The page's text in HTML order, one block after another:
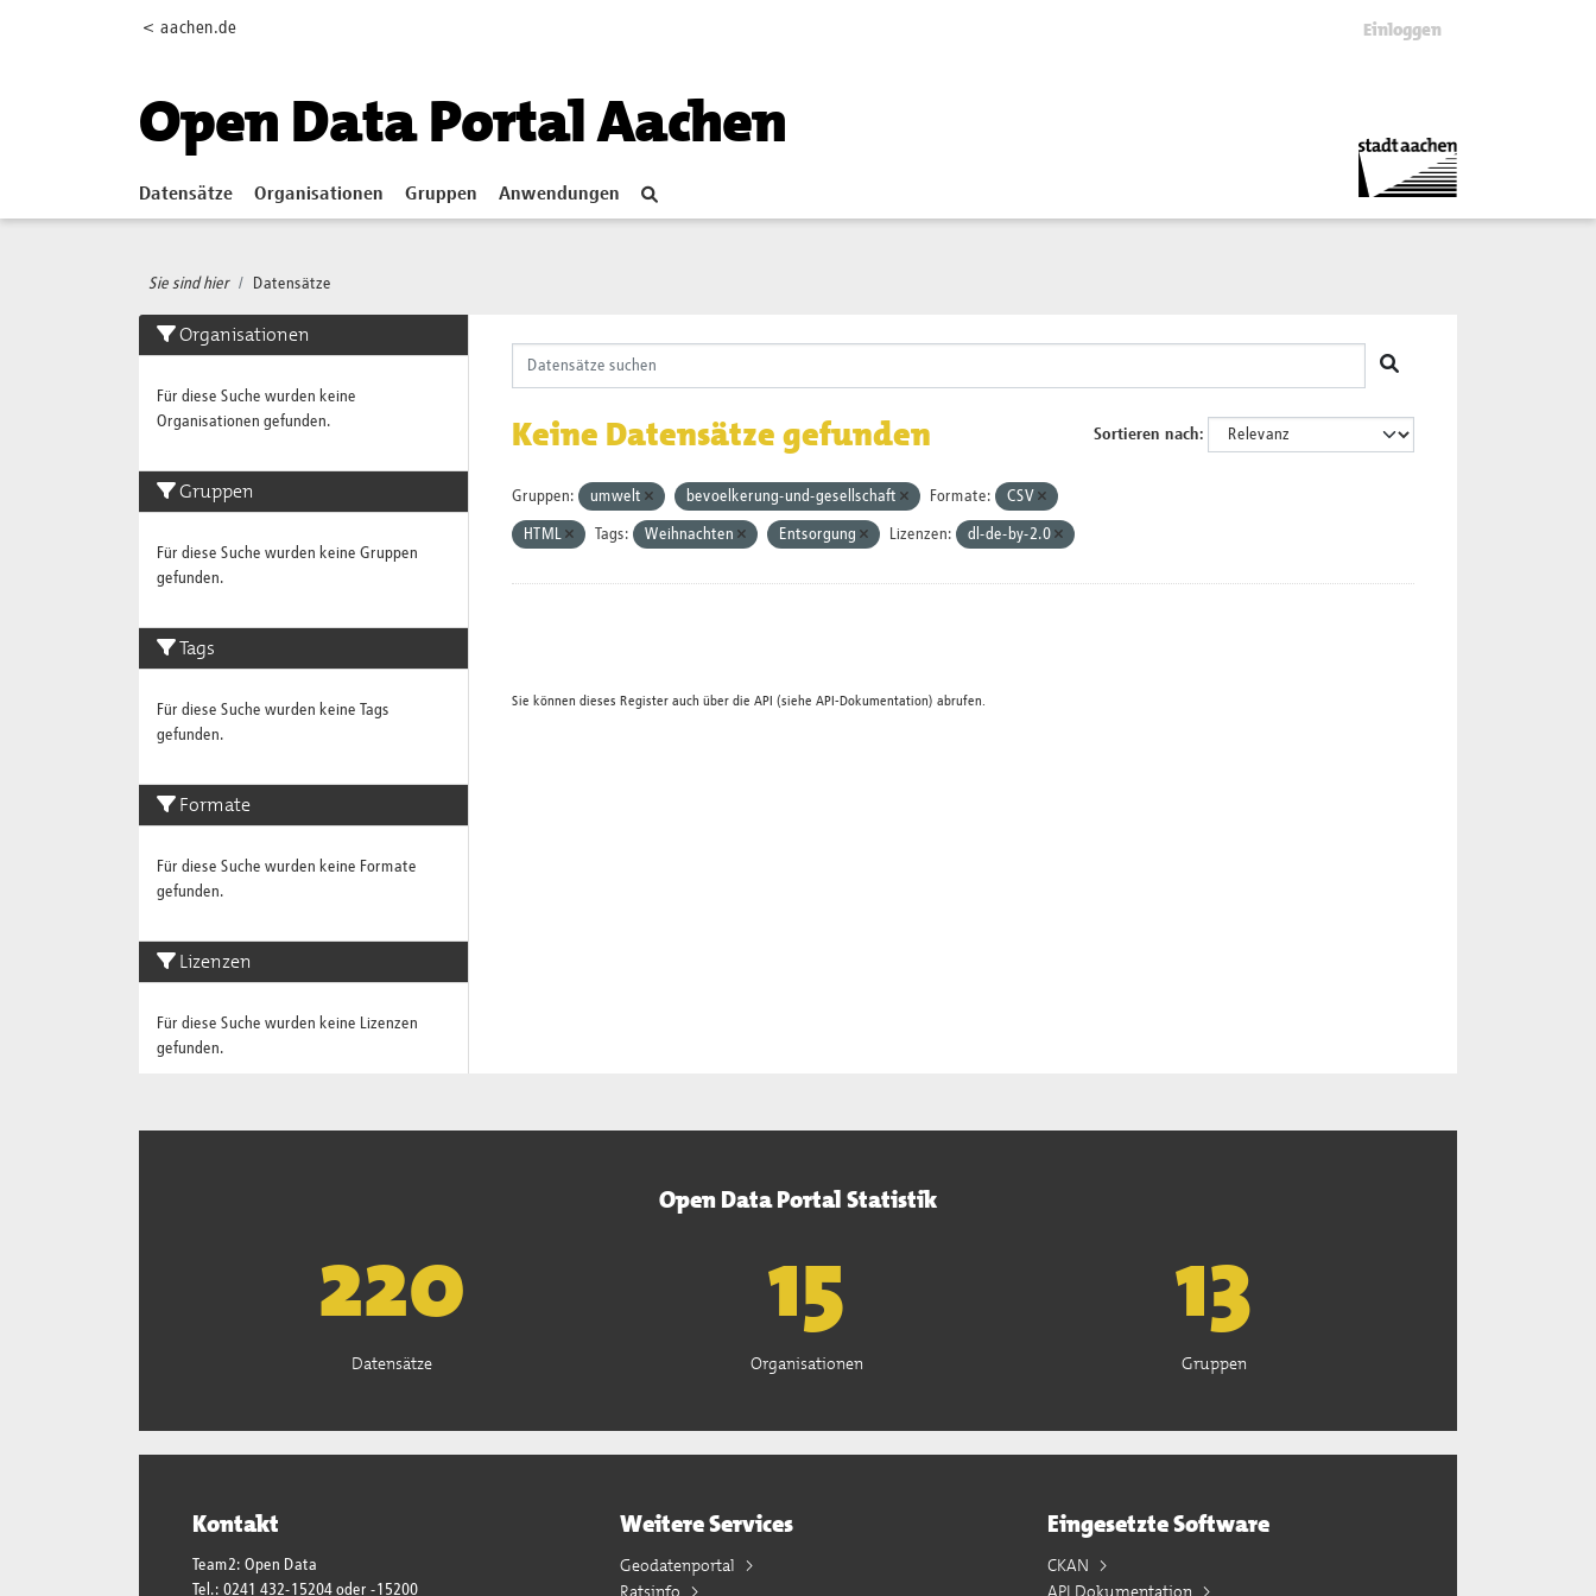
< aachen.de Einloggen
Open Data Portal Aachen
Datensätze Organisationen Gruppen Anwendungen
Sie sind hier Datensätze
Organisationen
Für diese Suche wurden keine
Organisationen gefunden.
Gruppen
Für diese Suche wurden keine Gruppen
gefunden.
Tags
Für diese Suche wurden keine Tags
gefunden.
Formate
Für diese Suche wurden keine Formate
gefunden.
Lizenzen
Für diese Suche wurden keine Lizenzen
gefunden.
Sortieren nach
Keine Datensätze gefunden
Gruppen: umwelt bevoelkerung-und-gesellschaft Formate: CSV
HTML Tags: Weihnachten Entsorgung Lizenzen: dl-de-by-2.0
Sie können dieses Register auch über die API (siehe API-Dokumentation) abrufen.
Open Data Portal Statistik
222
Datensätze
15
Organisationen
13
Gruppen
Kontakt
Team2: Open Data
Tel.: 0241 432-15204 oder -15200
Weitere Services
Geodatenportal
Ratsinfo
Eingesetzte Software
CKAN
API Dokumentation